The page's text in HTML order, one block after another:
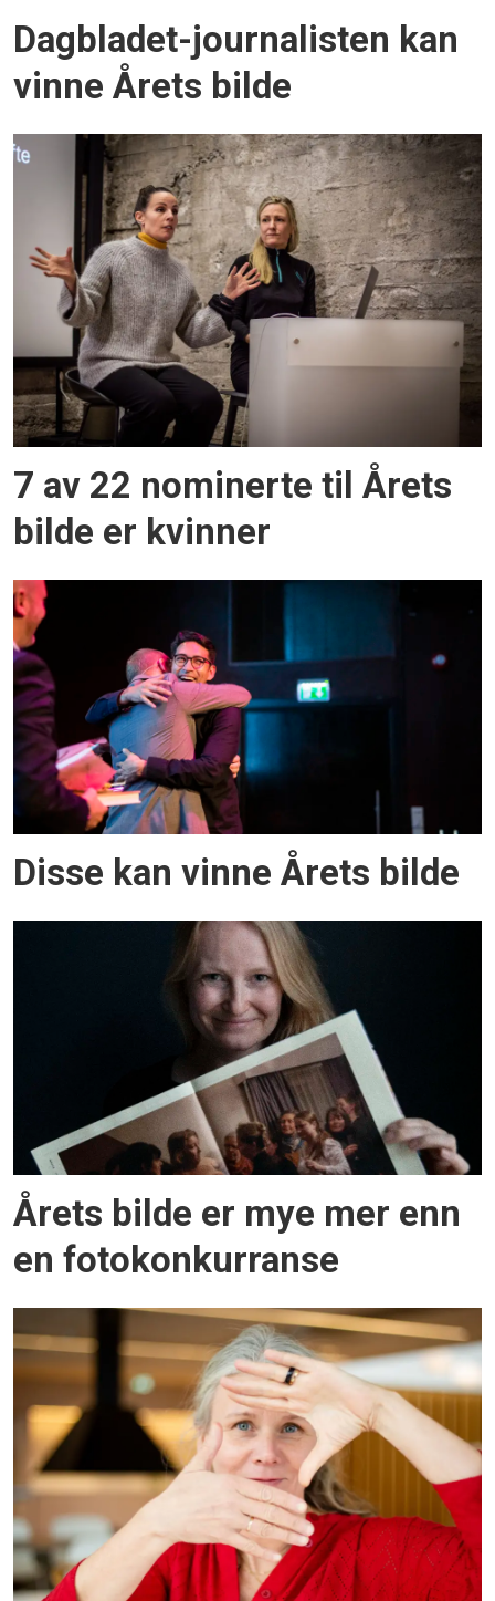
Dagbladet-journalisten kan
vinne Årets bilde
7 av 22 nominerte til Årets
bilde er kvinner
Disse kan vinne Årets bilde
Årets bilde er mye mer enn
en fotokonkurranse